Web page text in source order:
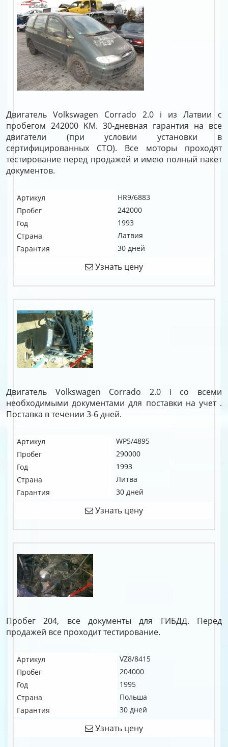
Двигатель Volkswagen Corrado 2.0 i из Латвии с
пробегом 242000 KM. 30-дневная гарантия на все
двигатели (при условии установки в
сертифицированных СТО). Все моторы проходят
тестирование перед продажей и имею полный пакет
документов.
Артикул
HR9/6883
Пробег
242000
Год
1993
Страна
Латвия
Гарантия
30 дней
Узнать цену
Двигатель Volkswagen Corrado 2.0 i со всеми
необходимыми документами для поставки на учет .
Поставка в течении 3-6 дней.
Артикул
WP5/4895
Пробег
290000
Год
1993
Страна
Литва
Гарантия
30 дней
Узнать цену
Пробег 204, все документы для ГИБДД. Перед
продажей все проходит тестирование.
Артикул
VZ8/8415
Пробег
204000
Год
1995
Страна
Польша
Гарантия
30 дней
Узнать цену